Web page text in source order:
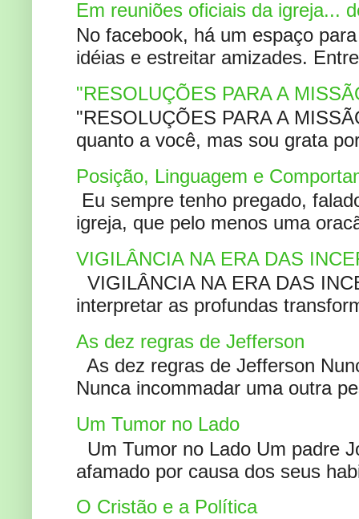
Em reuniões oficiais da igreja...
No facebook, há um espaço
idéias e estreitar amizades.
"RESOLUÇÕES PARA A
"RESOLUÇÕES PARA A
quanto a você, mas sou grata
Posição, Linguagem e
Eu sempre tenho pregado,
igreja, que pelo menos uma
VIGILÂNCIA NA ERA DAS
VIGILÂNCIA NA ERA DAS
interpretar as profundas
As dez regras de Jefferson
As dez regras de Jefferson
Nunca incommadar uma outra
Um Tumor no Lado
Um Tumor no Lado Um padre
afamado por causa dos seus
O Cristão e a Política